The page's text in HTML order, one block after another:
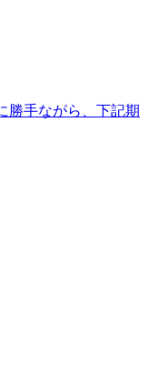
勝手ながら、下記期